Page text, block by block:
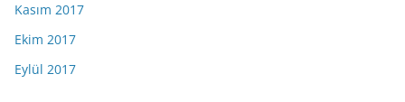
Kasım 2017
Ekim 2017
Eylül 2017